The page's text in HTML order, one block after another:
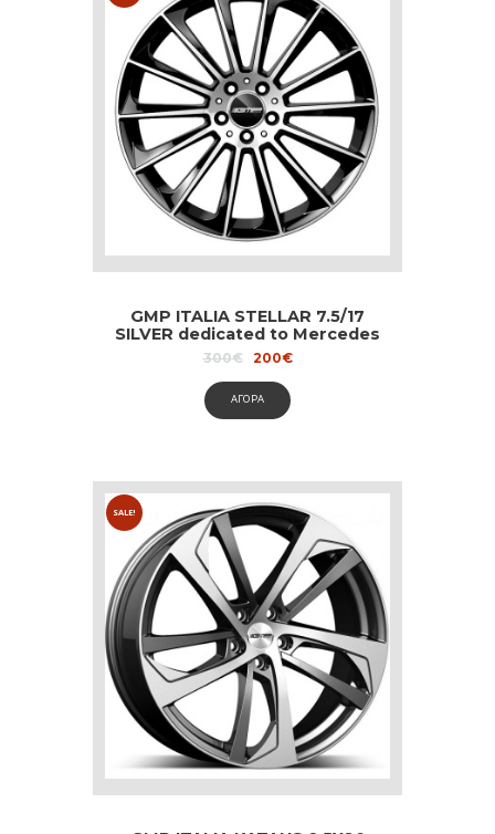
GMP ITALIA STELLAR 7.5/17
SILVER dedicated to Mercedes
300€
Original
was:
300€.
200€Current
ΑΓΟΡΑ
SALE!